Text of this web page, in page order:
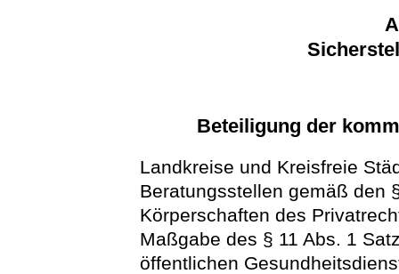
Beteiligung der
Landkreise und Kreisfreie
Beratungsstellen gemäß den
Körperschaften des
Maßgabe des § 11 Abs. 1
öffentlichen